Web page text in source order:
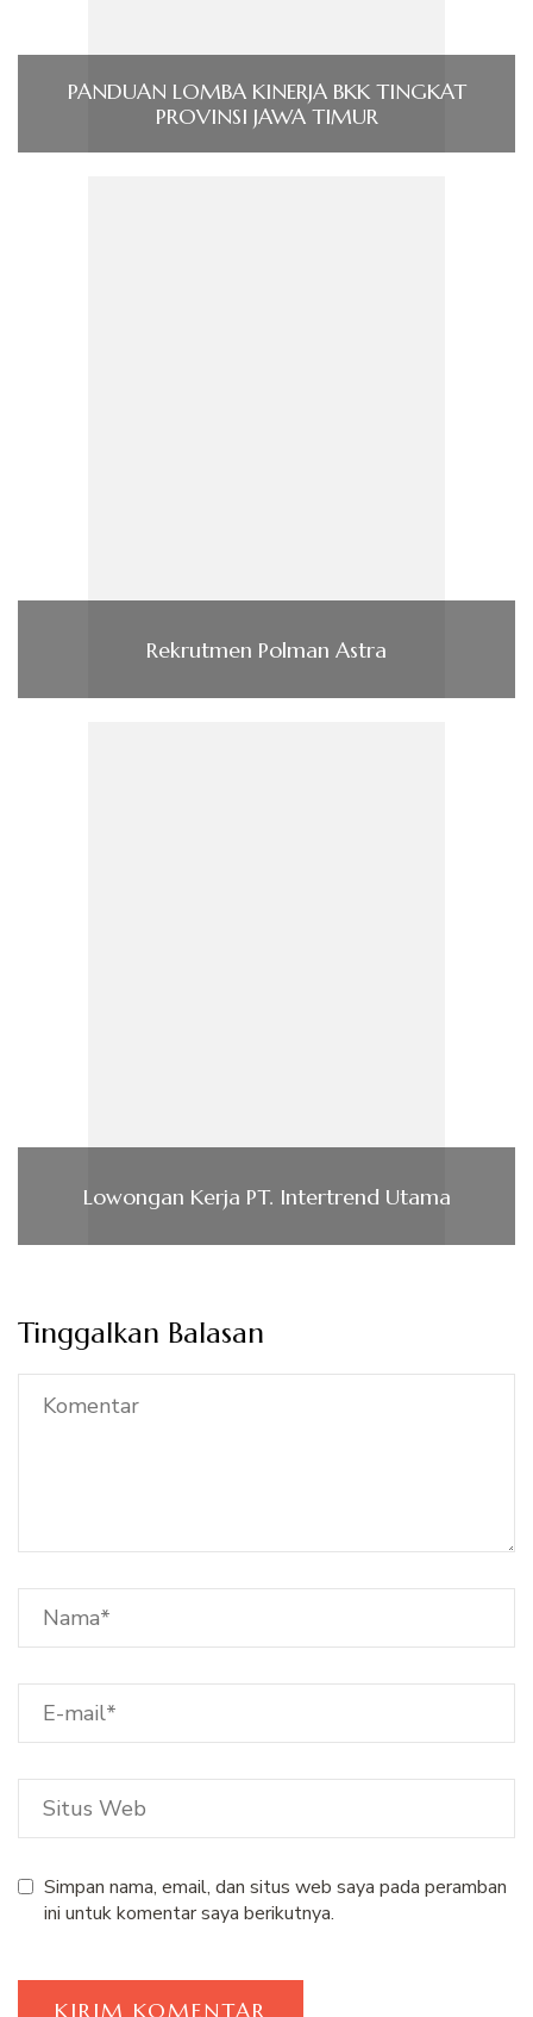
PANDUAN LOMBA KINERJA BKK TINGKAT
PROVINSI JAWA TIMUR
Rekrutmen Polman Astra
Lowongan Kerja PT. Intertrend Utama
Tinggalkan Balasan
Simpan nama, email, dan situs web saya pada peramban
ini untuk komentar saya berikutnya.